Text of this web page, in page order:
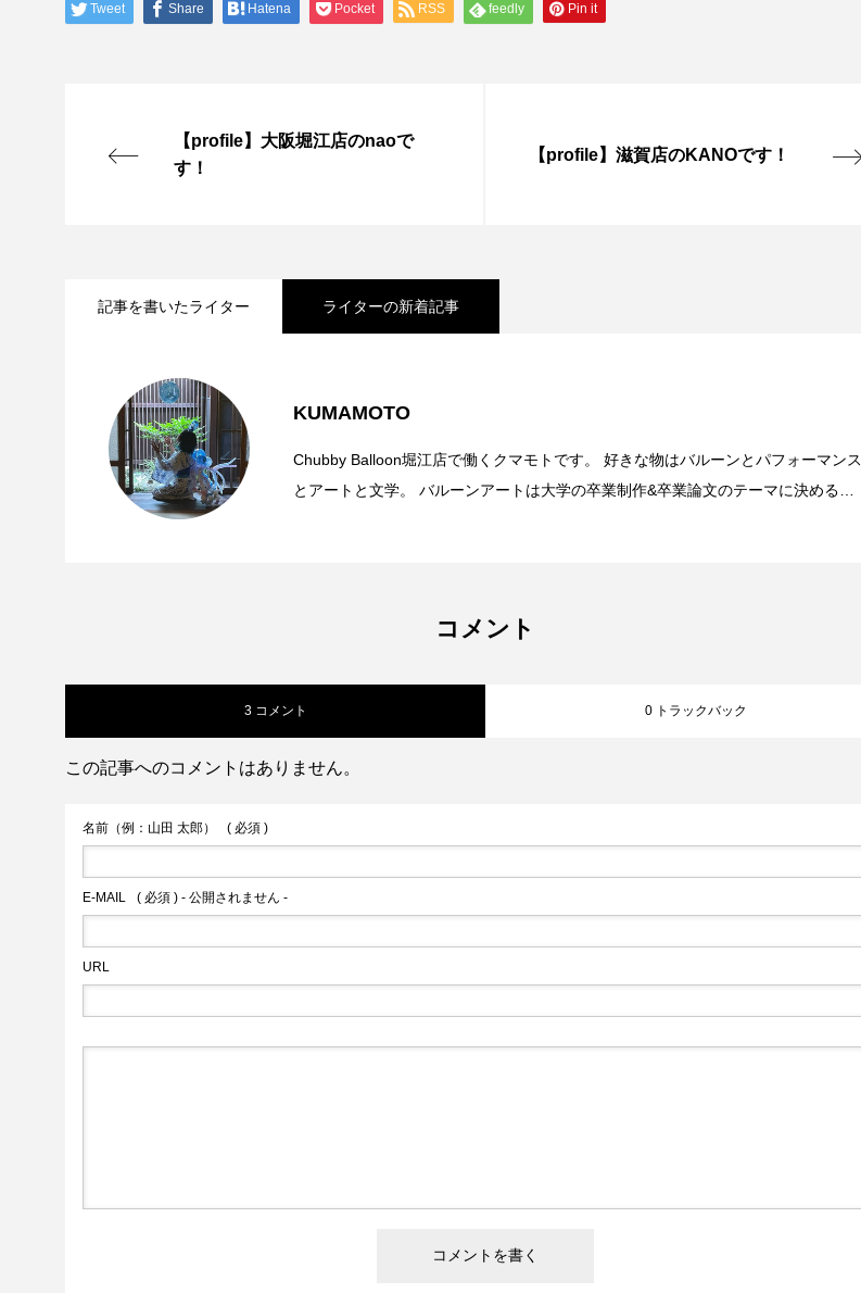
Tweet Share Hatena Pocket RSS feedly Pin it
【profile】大阪堀江店のnaoで
す！
【profile】滋賀店のKANOです！
記事を書いたライター ライターの新着記事
KUMAMOTO
Chubby Balloon堀江店で働くクマモトです。 好きな物はバルーンとパフォーマンス
とアートと文学。 バルーンアートは大学の卒業制作&卒業論文のテーマに決めるく
2022.09.18
コメント
3 コメント 0 トラックバック
この記事へのコメントはありません。
名前（例：山田 太郎） ( 必須 )
E-MAIL ( 必須 ) - 公開されません -
URL